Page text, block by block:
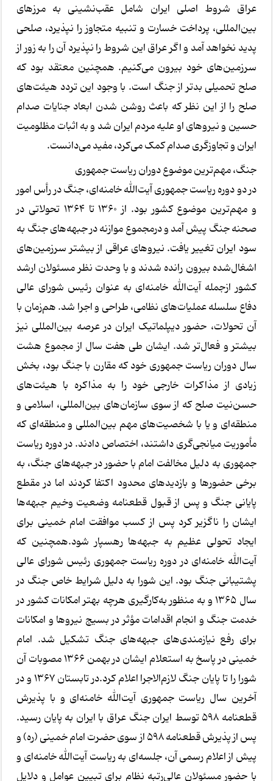
عراق شروط اصلی ایران شامل عقب‌نشینی به مرزهای
بین‌المللی، پرداخت خسارت و تنبیه متجاوز را نپذیرد، صلحی
پدید نخواهد آمد و اگر عراق این شروط را نپذیرد آن را به زور از
سرزمین‌های خود بیرون می‌کنیم. همچنین معتقد بود که
صلح تحمیلی بدتر از جنگ است. با وجود این تردد هیئت‌های
صلح را از این نظر که باعث روشن شدن ابعاد جنایات صدام
حسین و نیروهای او علیه مردم ایران شد و به اثبات مظلومیت
ایران و تجاوزگری صدام کمک می‌کرد، مفید می‌دانست.
جنگ، مهم‌ترین موضوع دوران ریاست جمهوری
در دو دوره ریاست جمهوری آیت‌الله خامنه‌ای، جنگ در رأس امور
و مهم‌ترین موضوع کشور بود. از ۱۳۶۰ تا ۱۳۶۴ تحولاتی در
صحنه جنگ پیش آمد و درمجموع موازنه در جبهه‌های جنگ به
سود ایران تغییر یافت. نیروهای عراقی از بیشتر سرزمین‌های
اشغال‌شده بیرون رانده شدند و با وحدت نظر مسئولان ارشد
کشور ازجمله آیت‌الله خامنه‌ای به عنوان رئیس شورای عالی
دفاع سلسله عملیات‌های نظامی، طراحی و اجرا شد. هم‌زمان با
آن تحولات، حضور دیپلماتیک ایران در عرصه بین‌المللی نیز
بیشتر و فعال‌تر شد. ایشان طی هفت سال از مجموع هشت
سال دوران ریاست جمهوری خود که مقارن با جنگ بود، بخش
زیادی از مذاکرات خارجی خود را به مذاکره با هیئت‌های
حسن‌نیت صلح که از سوی سازمان‌های بین‌المللی، اسلامی و
منطقه‌ای و یا با شخصیت‌های مهم بین‌المللی و منطقه‌ای که
مأموریت میانجی‌گری داشتند، اختصاص دادند. در دوره ریاست
جمهوری به دلیل مخالفت امام با حضور در جبهه‌های جنگ، به
برخی حضورها و بازدیدهای محدود اکتفا کردند اما در مقطع
پایانی جنگ و پس از قبول قطعنامه وضعیت وخیم جبهه‌ها
ایشان را ناگزیر کرد پس از کسب موافقت امام خمینی برای
ایجاد تحولی عظیم به جبهه‌ها رهسپار شود.همچنین که
آیت‌الله خامنه‌ای در دوره ریاست جمهوری رئیس شورای عالی
پشتیبانی جنگ بود. این شورا به دلیل شرایط خاص جنگ در
سال ۱۳۶۵ و به منظور به‌کارگیری هرچه بهتر امکانات کشور در
خدمت جنگ و انجام اقدامات مؤثر در بسیج نیروها و امکانات
برای رفع نیازمندی‌های جبهه‌های جنگ تشکیل شد. امام
خمینی در پاسخ به استعلام ایشان در بهمن ۱۳۶۶ مصوبات آن
شورا را تا پایان جنگ لازم‌الاجرا اعلام کرد.در تابستان ۱۳۶۷ و در
آخرین سال ریاست جمهوری آیت‌الله خامنه‌ای و با پذیرش
قطعنامه ۵۹۸ توسط ایران جنگ عراق با ایران به پایان رسید.
پس از پذیرش قطعنامه ۵۹۸ از سوی حضرت امام خمینی (ره) و
پیش از اعلام رسمی آن، جلسه‌ای به ریاست آیت‌الله خامنه‌ای و
با حضور مسئولان عالی‌رتبه نظام برای تبیین عوامل و دلایل